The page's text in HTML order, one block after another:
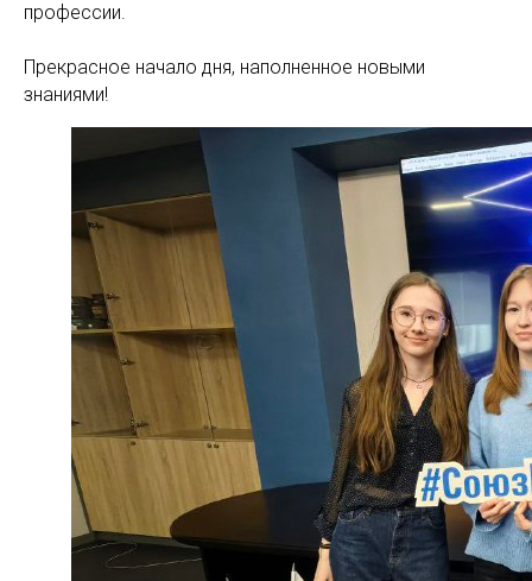
профессии.
Прекрасное начало дня, наполненное новыми
знаниями!